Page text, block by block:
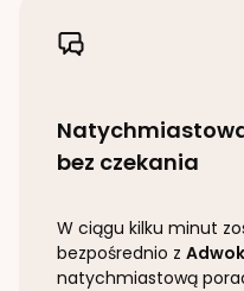
bez czekania
W ciągu kilku minut
bezpośrednio z
natychmiastową